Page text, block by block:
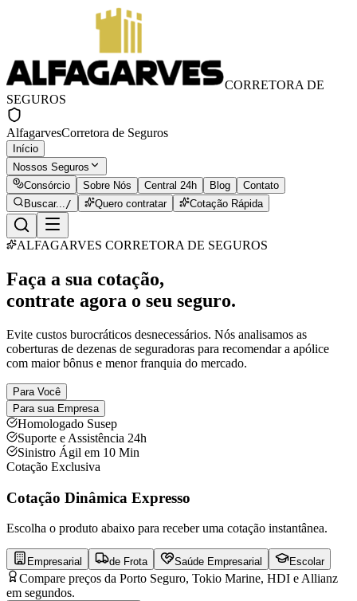
CORRETORA DE
SEGUROS
AlfagarvesCorretora de Seguros
Início
Nossos Seguros
Consórcio
Sobre Nós Central 24h Blog
Contato
Buscar.../ Quero contratar Cotação Rápida
ALFAGARVES CORRETORA DE SEGUROS
Faça a sua cotação,
contrate agora o seu seguro.
Evite custos burocráticos desnecessários. Nós analisamos as
coberturas de dezenas de seguradoras para recomendar a apólice
com maior bônus e menor franquia do mercado.
Para Você
Para sua Empresa
Homologado Susep
Suporte e Assistência 24h
Sinistro Ágil em 10 Min
Cotação Exclusiva
Cotação Dinâmica Expresso
Escolha o produto abaixo para receber uma cotação instantânea.
Empresarial de Frota Saúde Empresarial Escolar
Compare preços da Porto Seguro, Tokio Marine, HDI e Allianz
em segundos.